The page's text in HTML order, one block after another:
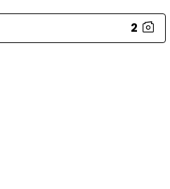
2